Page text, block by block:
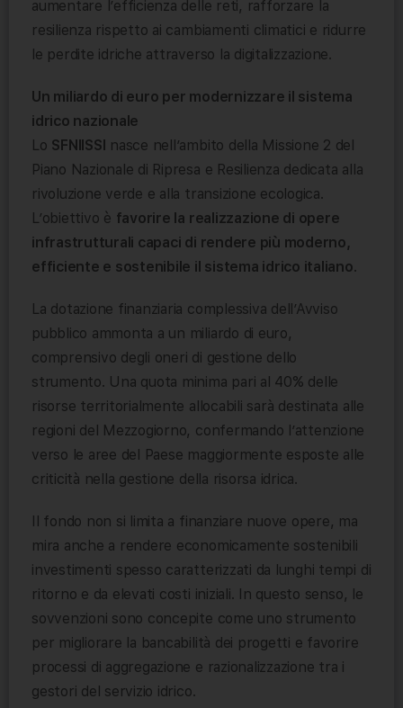
aumentare l’efficienza delle reti, rafforzare la
resilienza rispetto ai cambiamenti climatici e ridurre
le perdite idriche attraverso la digitalizzazione.
Un miliardo di euro per modernizzare il sistema
idrico nazionale
Lo SFNIISSI nasce nell’ambito della Missione 2 del
Piano Nazionale di Ripresa e Resilienza dedicata alla
rivoluzione verde e alla transizione ecologica.
L’obiettivo è favorire la realizzazione di opere
infrastrutturali capaci di rendere più moderno,
efficiente e sostenibile il sistema idrico italiano.
La dotazione finanziaria complessiva dell’Avviso
pubblico ammonta a un miliardo di euro,
comprensivo degli oneri di gestione dello
strumento. Una quota minima pari al 40% delle
risorse territorialmente allocabili sarà destinata alle
regioni del Mezzogiorno, confermando l’attenzione
verso le aree del Paese maggiormente esposte alle
criticità nella gestione della risorsa idrica.
Il fondo non si limita a finanziare nuove opere, ma
mira anche a rendere economicamente sostenibili
investimenti spesso caratterizzati da lunghi tempi di
ritorno e da elevati costi iniziali. In questo senso, le
sovvenzioni sono concepite come uno strumento
per migliorare la bancabilità dei progetti e favorire
processi di aggregazione e razionalizzazione tra i
gestori del servizio idrico.